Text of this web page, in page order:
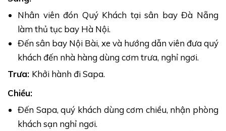
Đông Dương" Fansipan.
Chiêm ngưỡng vẻ đẹpĐèo Ô Quy Hồ
tứ đại đèo của miền Bắc
Khám phá địa điểm nổi tiếng của Mộc Châu:
Bạch Long.
Tận hưởng không khí Mai Châu về đêm, tham quan
Thung lũng Mai Châu, ngắm cảnh tạiđèo Thung
Khe.
Nhân viên đón Quý Khách tại sân bay Đà Nẵng
làm thủ tục bay Hà Nội.
Đến sân bay Nội Bài, xe và hướng dẫn viên đưa quý
khách đến nhà hàng dùng cơm trưa, nghỉ ngơi.
Trưa: Khởi hành đi Sapa.
Chiều:
Đến Sapa, quý khách dùng cơm chiều, nhận phòng
khách sạn nghỉ ngơi.